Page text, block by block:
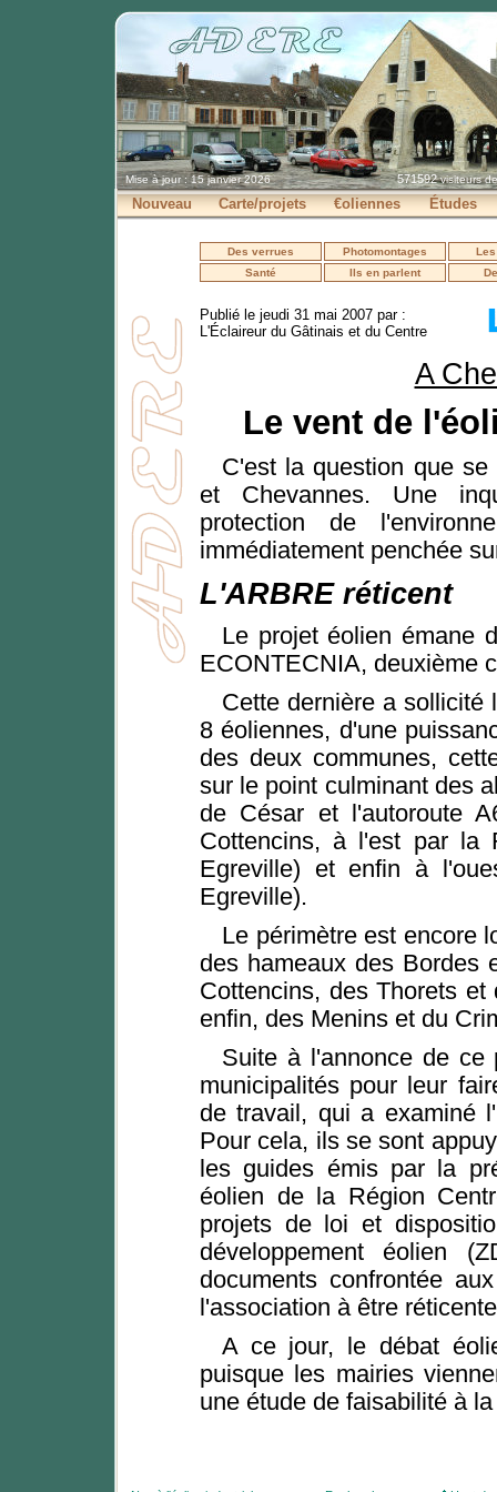
Mise à jour : 15 janvier 2026 571592visiteurs
Nouveau Carte/projets €oliennes Études
Des verrues Photomontages
Santé
Ils en parlent
Publié le jeudi 31 mai 2007 par :
L'Éclaireur du Gâtinais et du Centre
A
Le vent de
C'est la question que
et Chevannes. Une
protection de
immédiatement penchée
L'ARBRE réticent
Le projet éolien émane
ECONTECNIA, deuxième
Cette dernière a sollicité
8 éoliennes, d'une
des deux communes,
sur le point culminant des
de César et l'autoroute
Cottencins, à l'est par la
Egreville) et enfin à
Egreville).
Le périmètre est encore
des hameaux des Bordes
Cottencins, des Thorets
enfin, des Menins et du
Suite à l'annonce de ce
municipalités pour leur
de travail, qui a examiné
Pour cela, ils se sont
les guides émis par la
éolien de la Région
projets de loi et
développement éolien
documents confrontée
l'association à être
A ce jour, le débat
puisque les mairies
une étude de faisabilité à